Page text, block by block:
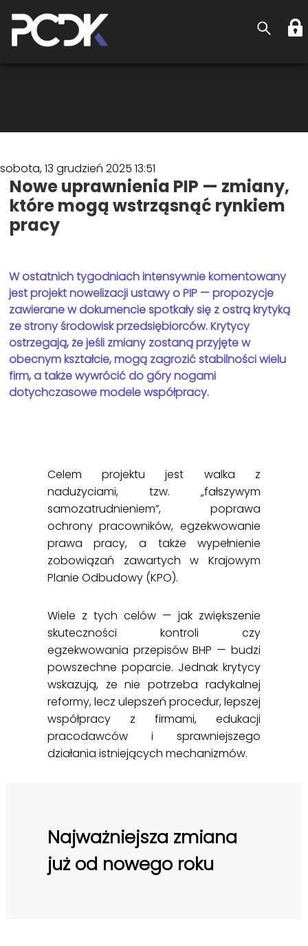
sobota, 13 grudzień 2025 13:51
Nowe uprawnienia PIP — zmiany,
które mogą wstrząsnąć rynkiem
pracy
W ostatnich tygodniach intensywnie komentowany
jest projekt nowelizacji ustawy o PIP — propozycje
zawierane w dokumencie spotkały się z ostrą krytyką
ze strony środowisk przedsiębiorców. Krytycy
ostrzegają, że jeśli zmiany zostaną przyjęte w
obecnym kształcie, mogą zagrozić stabilności wielu
firm, a także wywrócić do góry nogami
dotychczasowe modele współpracy.
Celem projektu jest walka z
nadużyciami, tzw. „fałszywym
samozatrudnieniem”, poprawa
ochrony pracowników, egzekwowanie
prawa pracy, a także wypełnienie
zobowiązań zawartych w Krajowym
Planie Odbudowy (KPO).
Wiele z tych celów — jak zwiększenie
skuteczności kontroli czy
egzekwowania przepisów BHP — budzi
powszechne poparcie. Jednak krytycy
wskazują, że nie potrzeba radykalnej
reformy, lecz ulepszeń procedur, lepszej
współpracy z firmami, edukacji
pracodawców i sprawniejszego
działania istniejących mechanizmów.
Najważniejsza zmiana
już od nowego roku